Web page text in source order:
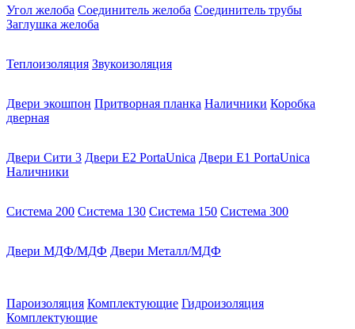
Угол желоба Соединитель желоба Соединитель трубы
Заглушка желоба
Теплоизоляция Звукоизоляция
Двери экошпон Притворная планка Наличники Коробка
дверная
Двери Сити 3 Двери E2 PortaUnica Двери E1 PortaUnica
Наличники
Система 200 Система 130 Система 150 Система 300
Двери МДФ/МДФ Двери Металл/МДФ
Пароизоляция Комплектующие Гидроизоляция
Комплектующие